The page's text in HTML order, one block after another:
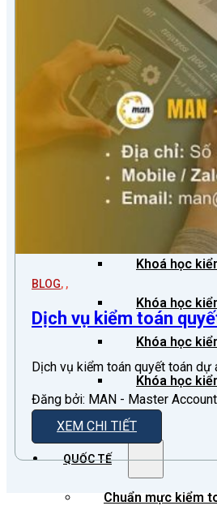
AI và
Blockchain
Đào tạo
Tài nguyên
Đào tạo
Khoá học
Khoá học
Khóa học
Khóa học
Khóa học
án
QUỐC TẾ
Chuẩn mực kiểm
BLOG, ,
Dịch vụ kiểm toán
Dịch vụ kiểm toán quyết toán
Đăng bởi: MAN - Master
XEM CHI TIẾT